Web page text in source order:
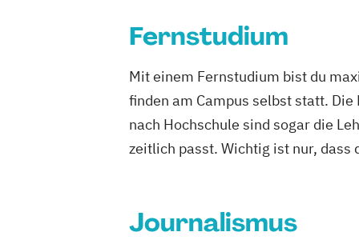
Fernstudium
Mit einem Fernstudium bist du
finden am Campus selbst statt.
nach Hochschule sind sogar die
zeitlich passt. Wichtig ist nur, dass
Journalismus